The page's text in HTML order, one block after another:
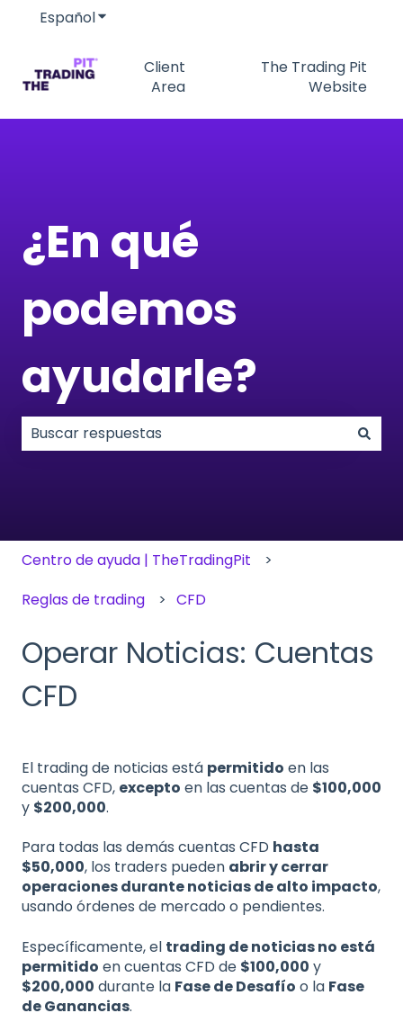
EspañolTraducciones de Mostrar submenú de
Client
Area
The Trading Pit
Website
¿En qué
podemos
ayudarle?
Centro de ayuda | TheTradingPit
Reglas de trading
CFD
Operar Noticias: Cuentas
CFD
El trading de noticias está permitido en las
cuentas CFD, excepto en las cuentas de $100,000
y $200,000.
Para todas las demás cuentas CFD hasta
$50,000, los traders pueden abrir y cerrar
operaciones durante noticias de alto impacto,
usando órdenes de mercado o pendientes.
Específicamente, el trading de noticias no está
permitido en cuentas CFD de $100,000 y
$200,000 durante la Fase de Desafío o la Fase
de Ganancias.